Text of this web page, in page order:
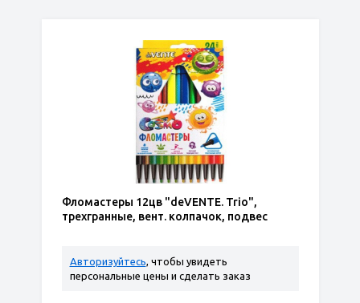
Фломастеры 12цв "deVENTE. Trio",
трехгранные, вент. колпачок, подвес
Авторизуйтесь, чтобы увидеть
персональные цены и сделать заказ